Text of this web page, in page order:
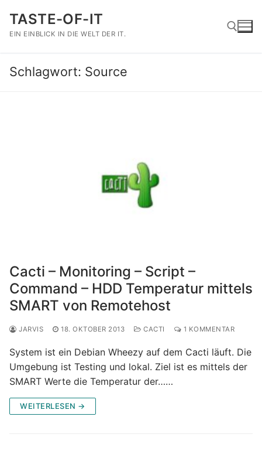
Inhalt
springen
TASTE-OF-IT
EIN EINBLICK IN DIE WELT DER IT.
Schlagwort: Source
Cacti – Monitoring – Script –
Command – HDD Temperatur mittels
SMART von Remotehost
JARVIS 18. OKTOBER 2013 CACTI 1 KOMMENTAR
System ist ein Debian Wheezy auf dem Cacti läuft. Die
Umgebung ist Testing und lokal. Ziel ist es mittels der
SMART Werte die Temperatur der……
WEITERLESEN →